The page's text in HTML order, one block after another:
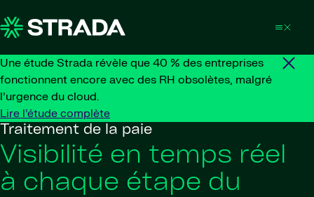
Une étude Strada révèle que 40 % des entreprises
fonctionnent encore avec des RH obsolètes, malgré
l’urgence du cloud.
Lire l’étude complète
Traitement de la paie
Visibilité en temps réel
à chaque étape du